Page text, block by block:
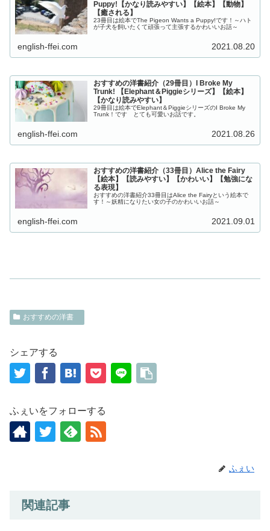
Puppy!【かなり読みやすい】【絵本】【動物】
【癒される】
23冊目は絵本でThe Pigeon Wants a Puppy!です！～ハト
が子犬を飼いたくて頑張って主張するかわいいお話～
english-ffei.com 2021.08.20
おすすめの洋書紹介（29冊目）I Broke My
Trunk! 【Elephant＆Piggieシリーズ】【絵本】
【かなり読みやすい】
29冊目は絵本でElephant＆PiggieシリーズのI Broke My
Trunk！です とても可愛いお話です。
english-ffei.com 2021.08.26
おすすめの洋書紹介（33冊目）Alice the Fairy
【絵本】【読みやすい】【かわいい】【勉強にな
る表現】
おすすめの洋書紹介33冊目はAlice the Fairyという絵本で
す！～妖精になりたい女の子のかわいいお話～
english-ffei.com 2021.09.01
おすすめの洋書
シェアする
ふぇいをフォローする
ふぇい
関連記事